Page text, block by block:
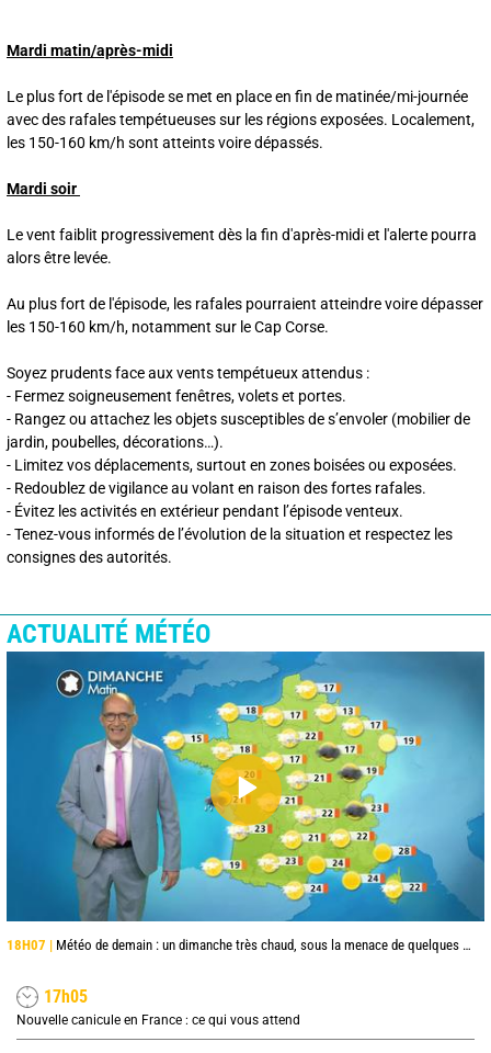
Mardi matin/après-midi
Le plus fort de l'épisode se met en place en fin de matinée/mi-journée
avec des rafales tempétueuses sur les régions exposées. Localement,
les 150-160 km/h sont atteints voire dépassés.
Mardi soir
Le vent faiblit progressivement dès la fin d'après-midi et l'alerte pourra
alors être levée.
Au plus fort de l'épisode, les rafales pourraient atteindre voire dépasser
les 150-160 km/h, notamment sur le Cap Corse.
Soyez prudents face aux vents tempétueux attendus :
- Fermez soigneusement fenêtres, volets et portes.
- Rangez ou attachez les objets susceptibles de s’envoler (mobilier de
jardin, poubelles, décorations…).
- Limitez vos déplacements, surtout en zones boisées ou exposées.
- Redoublez de vigilance au volant en raison des fortes rafales.
- Évitez les activités en extérieur pendant l’épisode venteux.
- Tenez-vous informés de l’évolution de la situation et respectez les
consignes des autorités.
ACTUALITÉ MÉTÉO
18H07 | Météo de demain : un dimanche très chaud, sous la menace de quelques orages
17h05
Nouvelle canicule en France : ce qui vous attend